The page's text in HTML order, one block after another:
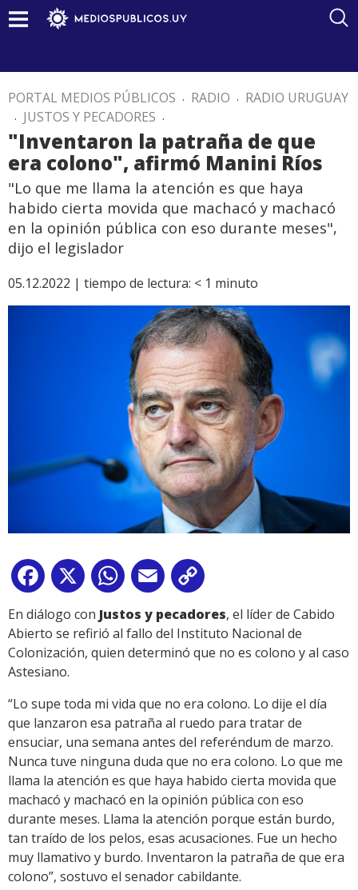
PORTAL MEDIOS PÚBLICOS . RADIO . RADIO URUGUAY
. JUSTOS Y PECADORES .
"Inventaron la patraña de que
era colono", afirmó Manini Ríos
"Lo que me llama la atención es que haya
habido cierta movida que machacó y machacó
en la opinión pública con eso durante meses",
dijo el legislador
05.12.2022 | tiempo de lectura: < 1 minuto
Facebook
X WhatsApp
Email
Link
En diálogo con Justos y pecadores, el líder de Cabido
Abierto se refirió al fallo del Instituto Nacional de
Colonización, quien determinó que no es colono y al caso
Astesiano.
“Lo supe toda mi vida que no era colono. Lo dije el día
que lanzaron esa patraña al ruedo para tratar de
ensuciar, una semana antes del referéndum de marzo.
Nunca tuve ninguna duda que no era colono. Lo que me
llama la atención es que haya habido cierta movida que
machacó y machacó en la opinión pública con eso
durante meses. Llama la atención porque están burdo,
tan traído de los pelos, esas acusaciones. Fue un hecho
muy llamativo y burdo. Inventaron la patraña de que era
colono”, sostuvo el senador cabildante.